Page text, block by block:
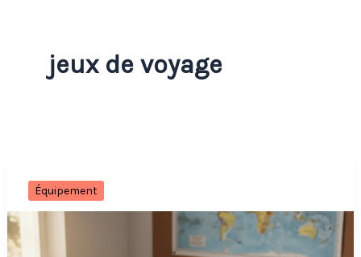
jeux de voyage
Équipement